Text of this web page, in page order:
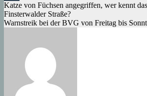
Teilen
Beitragsnavigation
Katze von Füchsen angegriffen, wer kennt
Finsterwalder Straße?
Warnstreik bei der BVG von Freitag bis